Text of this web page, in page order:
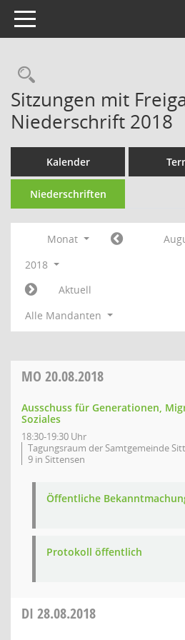
Toggle navigation
Rechercheauswahl
Sitzungen mit
Niederschrift 2018
Kalender
Niederschriften
Monat
2018
Aktuell
Alle Mandanten
MO 20.08.2018
Ausschuss für Generationen,
Soziales
18:30-19:30 Uhr
Tagungsraum der Samtgemeinde
9 in Sittensen
Öffentliche
Protokoll öffentlich
DI 28.08.2018